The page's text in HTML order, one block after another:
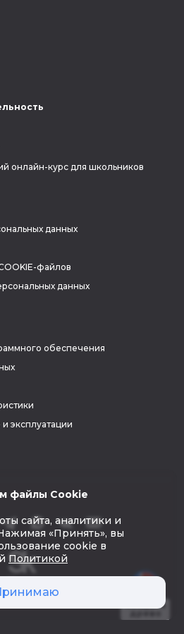
онлайн-курс для школьников
данных
файлов
данных
обеспечения
эксплуатации
файлы Cookie
сайта, аналитики и
«Принять», вы
cookie в
Политикой
Создать